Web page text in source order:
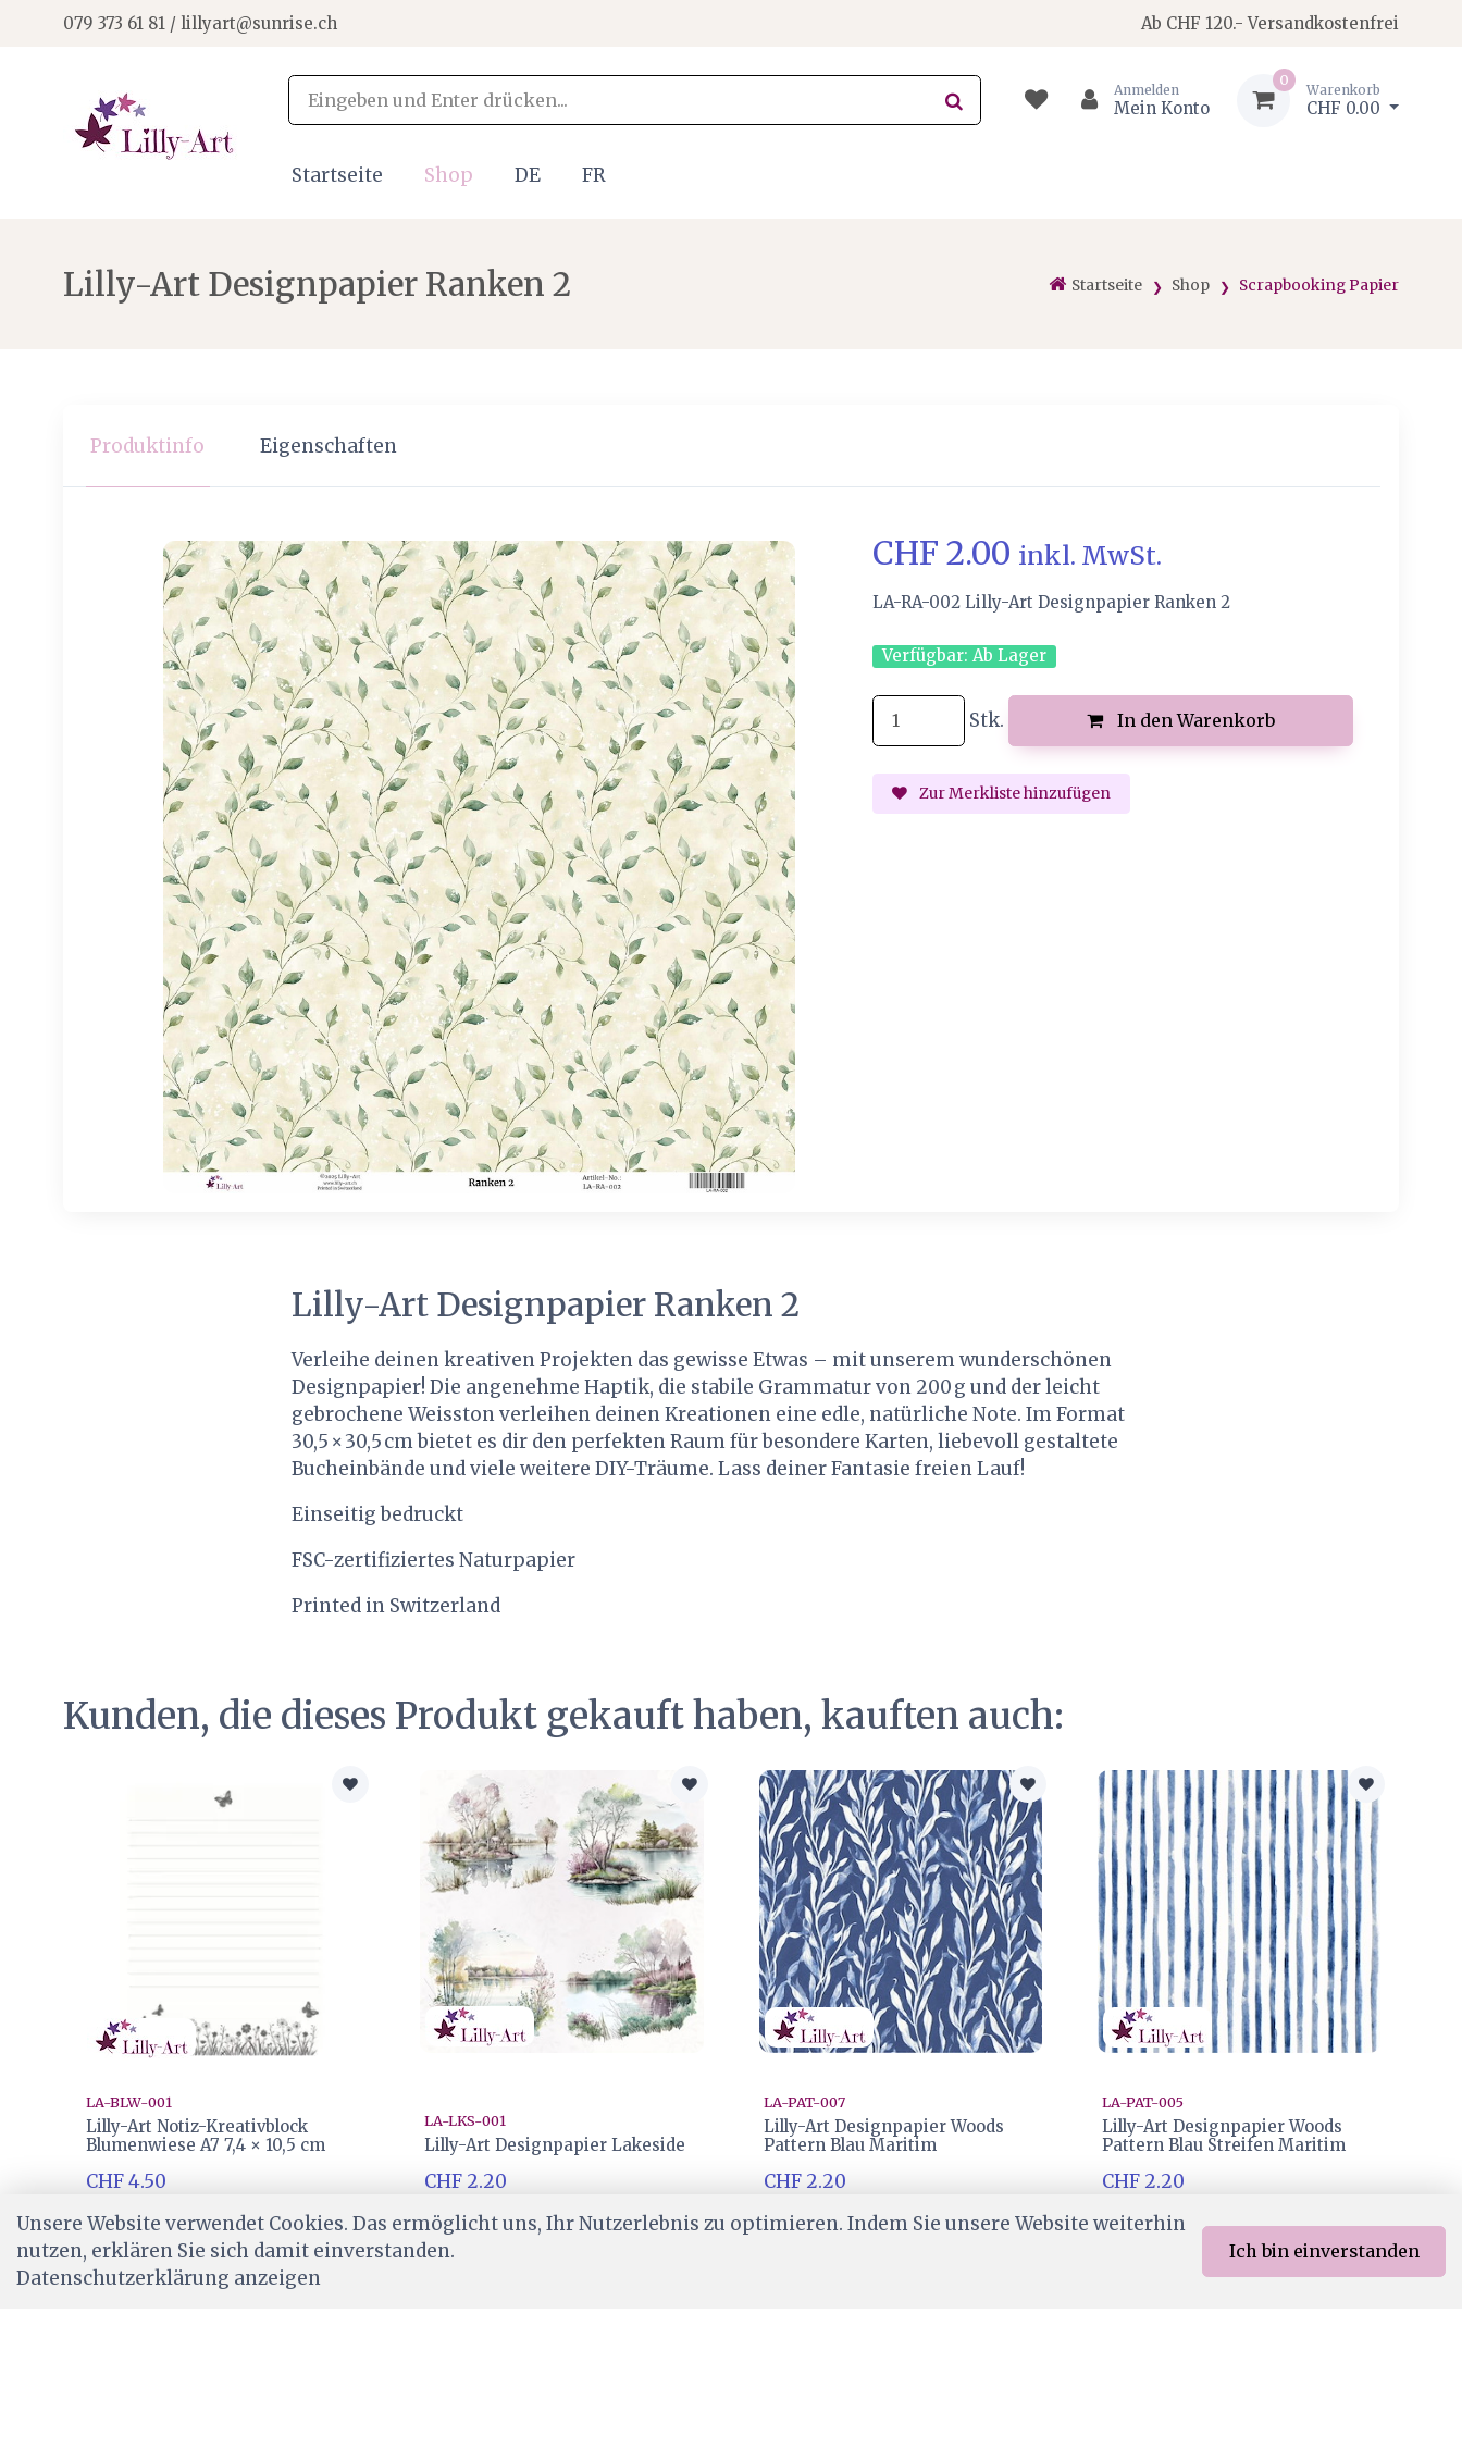
079 373 61 81 / lillyart@sunrise.ch Ab CHF 120.- Versandkostenfrei
Anmelden
Mein Konto
0
Warenkorb
CHF 0.00
Startseite Shop DE FR
Startseite Shop Scrapbooking Papier
Lilly-Art Designpapier Ranken 2
Produktinfo Eigenschaften
CHF 2.00 inkl. MwSt.
LA-RA-002 Lilly-Art Designpapier Ranken 2
Verfügbar: Ab Lager
Stk. In den Warenkorb
Zur Merkliste hinzufügen
Lilly-Art Designpapier Ranken 2
Verleihe deinen kreativen Projekten das gewisse Etwas – mit unserem wunderschönen
Designpapier! Die angenehme Haptik, die stabile Grammatur von 200 g und der leicht
gebrochene Weisston verleihen deinen Kreationen eine edle, natürliche Note. Im Format
30,5 × 30,5 cm bietet es dir den perfekten Raum für besondere Karten, liebevoll gestaltete
Bucheinbände und viele weitere DIY-Träume. Lass deiner Fantasie freien Lauf!
Einseitig bedruckt
FSC-zertifiziertes Naturpapier
Printed in Switzerland
Kunden, die dieses Produkt gekauft haben, kauften auch:
LA-BLW-001
Lilly-Art Notiz-Kreativblock
Blumenwiese A7 7,4 × 10,5 cm
CHF 4.50
LA-LKS-001
Lilly-Art Designpapier Lakeside
CHF 2.20
LA-PAT-007
Lilly-Art Designpapier Woods
Pattern Blau Maritim
CHF 2.20
LA-PAT-005
Lilly-Art Designpapier Woods
Pattern Blau Streifen Maritim
CHF 2.20
Unsere Website verwendet Cookies. Das ermöglicht uns, Ihr Nutzerlebnis zu optimieren. Indem Sie unsere Website weiterhin
nutzen, erklären Sie sich damit einverstanden.
Datenschutzerklärung anzeigen
Ich bin einverstanden